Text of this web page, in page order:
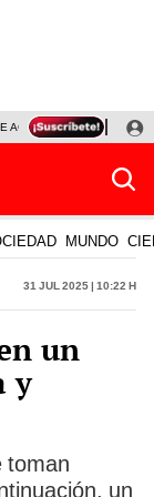
AGOSTO OLLANTA
MUNDO
31 Jul 2025 | 10:22 h
un
y
toman
un